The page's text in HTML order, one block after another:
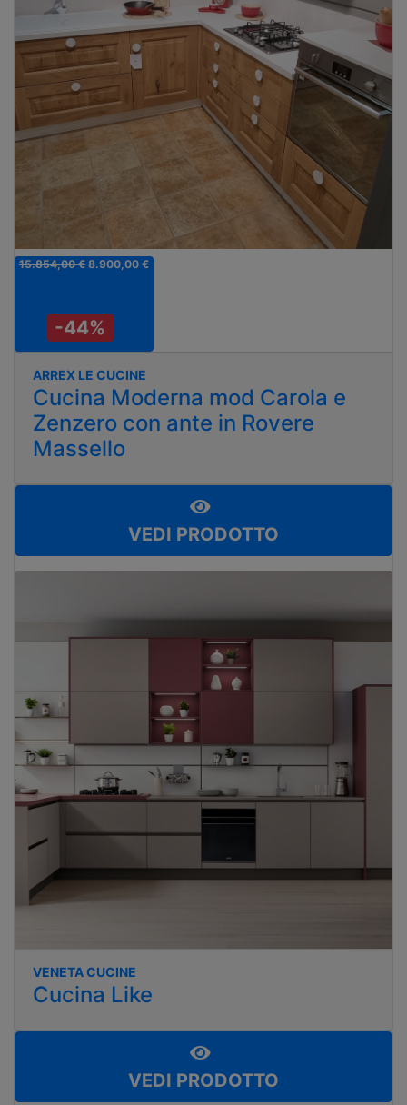
15.854,00 €8.900,00 €
-44%
ARREX LE CUCINE
Cucina Moderna mod Carola e
Zenzero con ante in Rovere
Massello
VEDI PRODOTTO
VENETA CUCINE
Cucina Like
VEDI PRODOTTO